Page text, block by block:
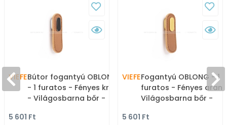
VIEFEBútor fogantyú OBLONG
- 1 furatos - Fényes króm
- Világosbarna bőr -
- Bőrrel kombinált fém
5 601 Ft
VIEFEFogantyú OBLONG - 1
furatos - Fényes
Világosbarna bőr -
- Bőrrel kombinált fém
5 601 Ft